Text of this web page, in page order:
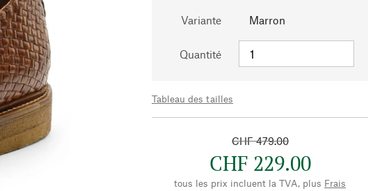
Variante Marron
Quantité
Tableau des tailles
CHF 479.00
CHF 229.00
tous les prix incluent la TVA, plus Frais